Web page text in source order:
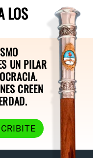
LOS
UN PILAR
CREEN